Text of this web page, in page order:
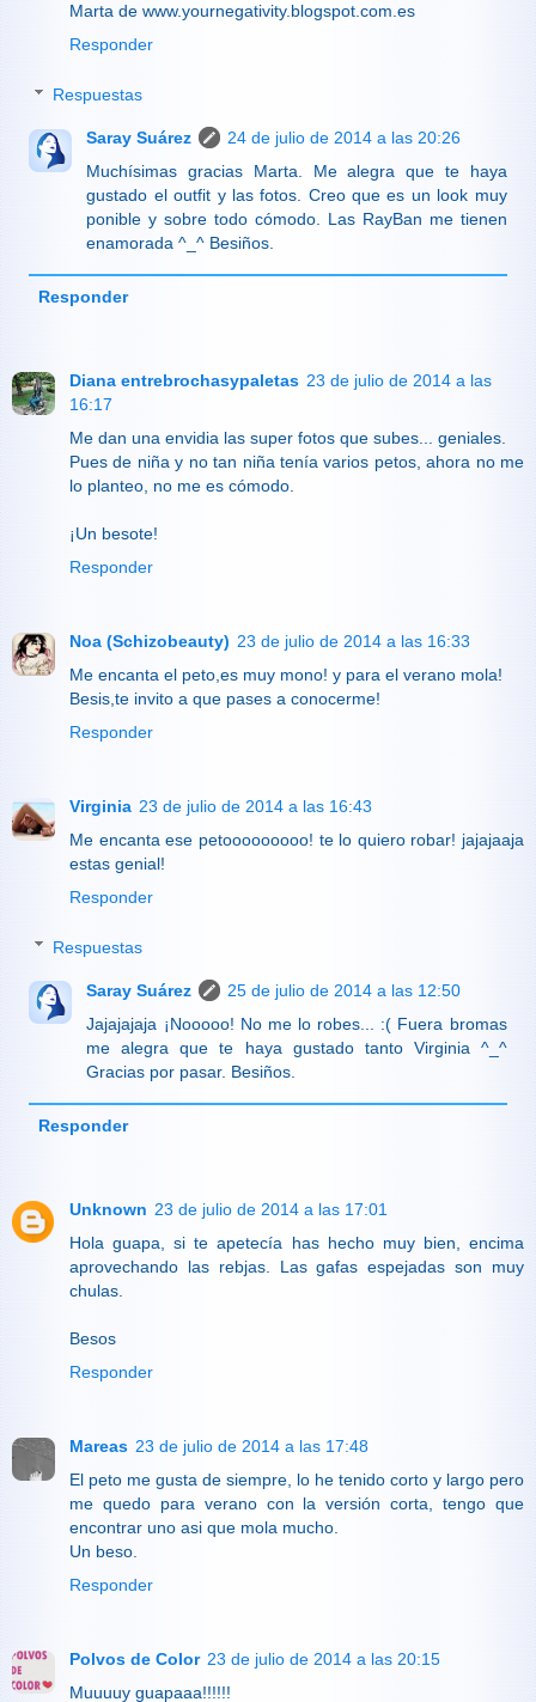
Marta de www.yournegativity.blogspot.com.es
Responder
Respuestas
Saray Suárez
24 de julio de 2014 a las 20:26
Muchísimas gracias Marta. Me alegra que te haya
gustado el outfit y las fotos. Creo que es un look muy
ponible y sobre todo cómodo. Las RayBan me tienen
enamorada ^_^ Besiños.
Responder
Diana entrebrochasypaletas 23 de julio de 2014 a las
16:17
Me dan una envidia las super fotos que subes... geniales.
Pues de niña y no tan niña tenía varios petos, ahora no me
lo planteo, no me es cómodo.
¡Un besote!
Responder
Noa (Schizobeauty) 23 de julio de 2014 a las 16:33
Me encanta el peto,es muy mono! y para el verano mola!
Besis,te invito a que pases a conocerme!
Responder
Virginia 23 de julio de 2014 a las 16:43
Me encanta ese petooooooooo! te lo quiero robar! jajajaaja
estas genial!
Responder
Respuestas
Saray Suárez
25 de julio de 2014 a las 12:50
Jajajajaja ¡Nooooo! No me lo robes... :( Fuera bromas
me alegra que te haya gustado tanto Virginia ^_^
Gracias por pasar. Besiños.
Responder
Unknown 23 de julio de 2014 a las 17:01
Hola guapa, si te apetecía has hecho muy bien, encima
aprovechando las rebjas. Las gafas espejadas son muy
chulas.
Besos
Responder
Mareas 23 de julio de 2014 a las 17:48
El peto me gusta de siempre, lo he tenido corto y largo pero
me quedo para verano con la versión corta, tengo que
encontrar uno asi que mola mucho.
Un beso.
Responder
Polvos de Color 23 de julio de 2014 a las 20:15
Muuuuy guapaaa!!!!!!